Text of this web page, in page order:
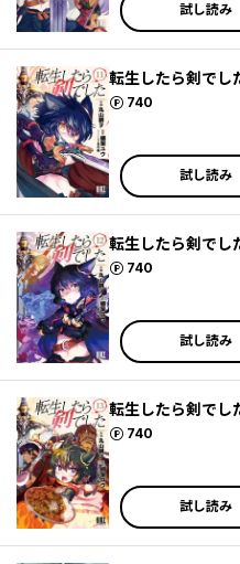
試し読み
転生したら剣でし
740
ポイント
試し読み
転生したら剣でし
740
ポイント
試し読み
転生したら剣でし
740
ポイント
試し読み